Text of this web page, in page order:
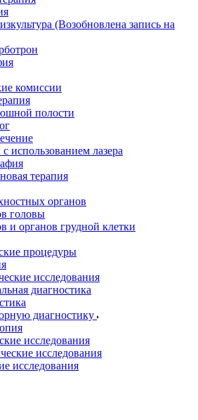
(Возобновлена запись на
комиссии
полости
использованием лазера
терапия
органов
головы
и органов грудной клетки
процедуры
исследования
диагностика
диагностику
исследования
исследования
исследования